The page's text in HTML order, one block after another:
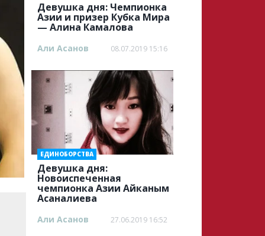
Девушка дня: Чемпионка
Азии и призер Кубка Мира
— Алина Камалова
Али Асанов 08.07.2019 15:16
Девушка дня:
Новоиспеченная
чемпионка Азии Айканым
Асаналиева
ЕДИНОБОРСТВА
Али Асанов 27.06.2019 16:52